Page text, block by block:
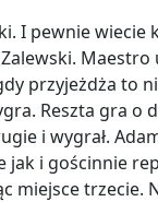
I pewnie wiecie
Maestro
przyjeżdża to
Reszta gra o
i wygrał.
jak i gościnnie
miejsce trzecie.